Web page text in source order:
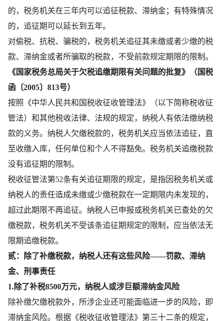
的，税务机关在三年内可以追征税款、滞纳金；有特殊情况
的，追征期可以延长到五年。
对偷税、抗税、骗税的，税务机关追征其未缴或者少缴的税
款、滞纳金或者所骗取的税款，不受前款规定期限的限制。
《国家税务总局关于欠税追缴期限有关问题的批复》（国税
函〔2005〕813号）
按照《中华人民共和国税收征收管理法》（以下简称税收征
管法）和其他税收法律、法规的规定，纳税人有依法缴纳税
款的义务。纳税人欠缴税款的，税务机关应当依法追征，直
至收缴入库，任何单位和个人不得豁免。税务机关追缴税款
没有追征期的限制。
税收征管法第52条有关追征期限的规定，是指因税务机关或
纳税人的责任造成未缴或少缴税款在一定期限内未发现的，
超过此期限不再追征。纳税人已申报或税务机关已查处的欠
缴税款，税务机关不受该条追征期规定的限制，应当依法无
限期追缴税款。
贰：除了补缴税款，纳税人还有这些风险——罚款、滞纳
金、刑事责任
1.除了补税8500万元，纳税人或涉巨额滞纳金风险
除补缴欠缴税款外，所涉企业还可能面临进一步的风险，即
滞纳金风险。根据《税收征收管理法》第三十二条的规定，